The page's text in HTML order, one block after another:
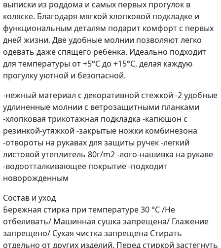
выписки из роддома и самых первых прогулок в
коляске. Благодаря мягкой хлопковой подкладке и
функциональным деталям подарит комфорт с первых
дней жизни. Две удобные молнии позволяют легко
одевать даже спящего ребенка. Идеально подходит
для температуры от +5°C до +15°C, делая каждую
прогулку уютной и безопасной.
-нежный материал с декоративной стежкой -2 удобные
удлиненные молнии с ветрозащитными планками
-хлопковая трикотажная подкладка -капюшон с
резинкой-утяжкой -закрытые ножки комбинезона
-отвороты на рукавах для защиты ручек -легкий
листовой утеплитель 80г/m2 -лого-нашивка на рукаве
-водоотталкивающее покрытие -подходит
новорожденным
Cостав и уход
Бережная стирка при температуре 30 °С /Не
отбеливать/ Машинная сушка запрещена/ Глажение
запрещено/ Сухая чистка запрещена Стирать
отдельно от других изделий. Перед стиркой застегнуть